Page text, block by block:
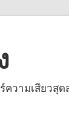
ความเสียวสุ